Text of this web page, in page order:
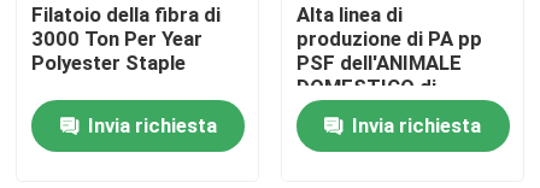
macchina dello stenter del tessuto
Rifinitrice del tessuto
Filatoio della fibra di
3000 Ton Per Year
Polyester Staple
Invia richiesta
Alta linea di
produzione di PA pp
PSF dell'ANIMALE
DOMESTICO di
automazione
Invia richiesta